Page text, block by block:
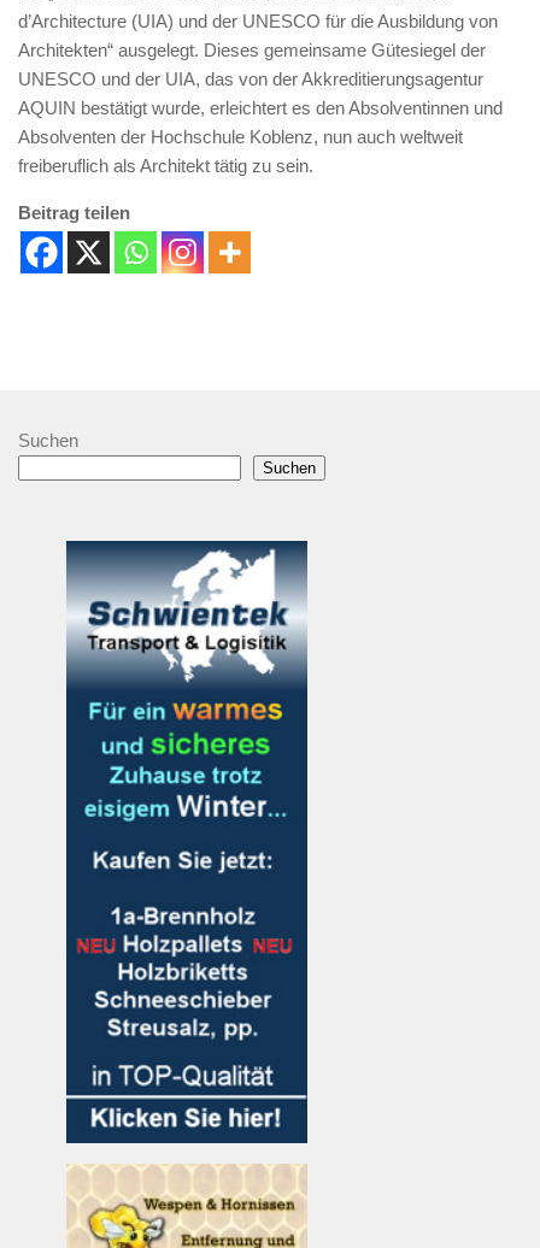
d’Architecture (UIA) und der UNESCO für die Ausbildung von
Architekten“ ausgelegt. Dieses gemeinsame Gütesiegel der
UNESCO und der UIA, das von der Akkreditierungsagentur
AQUIN bestätigt wurde, erleichtert es den Absolventinnen und
Absolventen der Hochschule Koblenz, nun auch weltweit
freiberuflich als Architekt tätig zu sein.
Beitrag teilen
Suchen
Suchen